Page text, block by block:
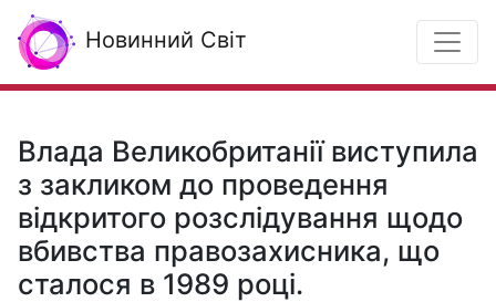
Новинний Світ
Влада Великобританії виступила
з закликом до проведення
відкритого розслідування щодо
вбивства правозахисника, що
сталося в 1989 році.